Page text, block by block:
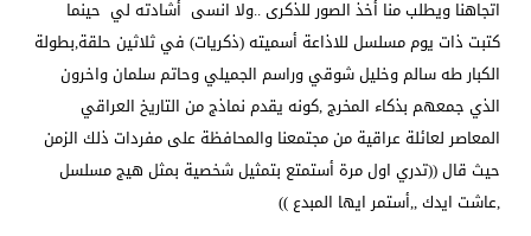
اتجاهنا ويطلب منا أخذ الصور للذكرى ..ولا انسى أشادته لي حينما
كتبت ذات يوم مسلسل للاذاعة أسميته (ذكريات) في ثلاثين حلقة,بطولة
الكبار طه سالم وخليل شوقي وراسم الجميلي وحاتم سلمان واخرون
الذي جمعهم بذكاء المخرج ,كونه يقدم نماذج من التاريخ العراقي
المعاصر لعائلة عراقية من مجتمعنا والمحافظة على مفردات ذلك الزمن
حيث قال ((تدري اول مرة أستمتع بتمثيل شخصية بمثل هيج مسلسل
,عاشت ايدك ,,أستمر ايها المبدع ))